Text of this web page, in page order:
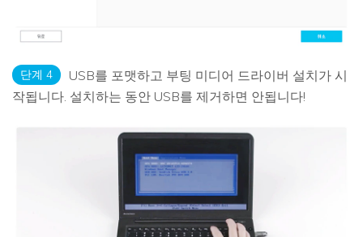
단계 4
USB를 포맷하고 부팅 미디어 드라이버 설치가 시
작됩니다. 설치하는 동안 USB를 제거하면 안됩니다!